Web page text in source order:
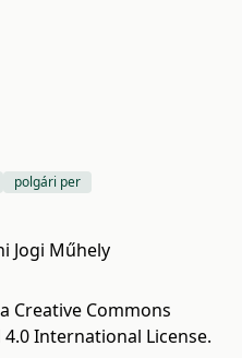
polgári per
Jogi Műhely
Creative Commons
International License.